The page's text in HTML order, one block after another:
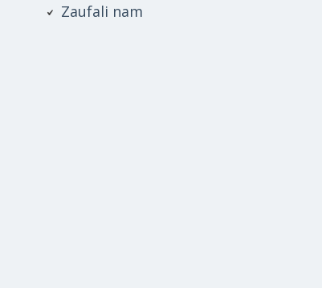
Zaufali nam